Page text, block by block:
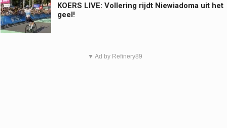
KOERS LIVE: Vollering rijdt Niewiadoma uit het
geel!
▼ Ad by Refinery89